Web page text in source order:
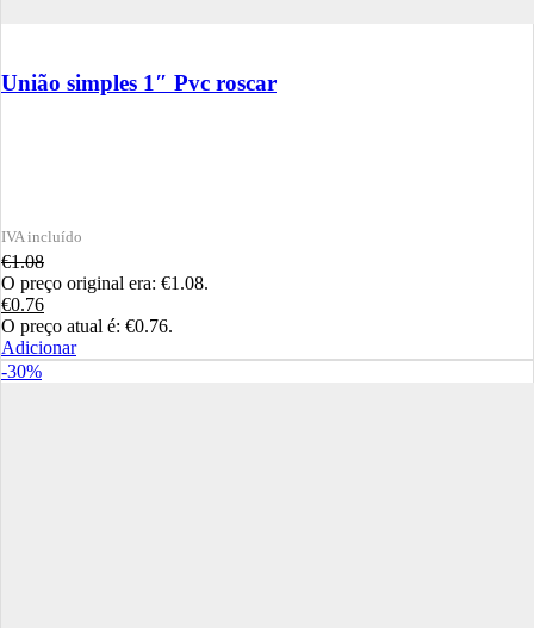
União simples 1″ Pvc roscar
€1.08
O preço original era: €1.08.
€0.76
O preço atual é: €0.76.
Adicionar
-30%